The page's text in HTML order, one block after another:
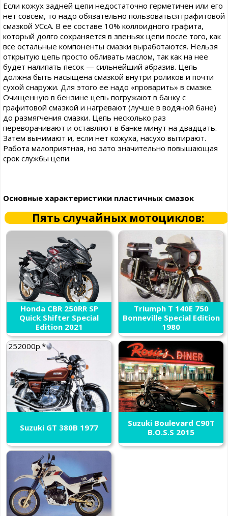
Если кожух задней цепи недостаточно герметичен или его
нет совсем, то надо обязательно пользоваться графитовой
смазкой УСсА. В ее составе 10% коллоидного графита,
который долго сохраняется в звеньях цепи после того, как
все остальные компоненты смазки выработаются. Нельзя
открытую цепь просто обливать маслом, так как на нее
будет налипать песок — сильнейший абразив. Цепь
должна быть насыщена смазкой внутри роликов и почти
сухой снаружи. Для этого ее надо «проварить» в смазке.
Очищенную в бензине цепь погружают в банку с
графитовой смазкой и нагревают (лучше в водяной бане)
до размягчения смазки. Цепь несколько раз
переворачивают и оставляют в банке минут на двадцать.
Затем вынимают и, если нет кожуха, насухо вытирают.
Работа малоприятная, но зато значительно повышающая
срок службы цепи.
Основные характеристики пластичных смазок
Пять случайных мотоциклов:
Honda CBR 250RR SP
Quick Shifter Special
Edition 2021
Triumph T 140E 750
Bonneville Special Edition
1980
252000р.*
Suzuki GT 380B 1977
Suzuki Boulevard C90T
B.O.S.S 2015